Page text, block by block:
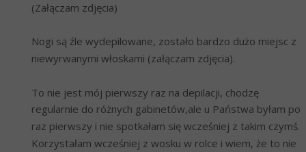
(Załączam zdjęcia)
Nogi są źle wydepilowane, zostało bardzo dużo miejsc z
niewyrwanymi włoskami (załączam zdjęcia).
To nie jest mój pierwszy raz na depilacji, chodzę
regularnie do różnych gabinetów,ale u Państwa byłam po
raz pierwszy i nie spotkałam się wcześniej z takim czymś.
Korzystałam wcześniej z wosku w rolce i wiem, że to nie